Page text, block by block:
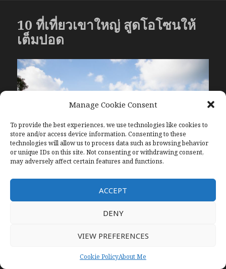
Manage Cookie Consent
To provide the best experiences, we use technologies like cookies to
store and/or access device information. Consenting to these
technologies will allow us to process data such as browsing behavior
or unique IDs on this site. Not consenting or withdrawing consent,
may adversely affect certain features and functions.
ACCEPT
DENY
VIEW PREFERENCES
Cookie PolicyAbout Me
10 ที่เที่ยวเขาใหญ่ สูดโอโซนให้
เต็มปอด
ใครกำลังหาที่เที่ยวใกล้กรุงเทพ บรรยากาศดีๆ สูดโอโซนได้
เต็มปอด ต้องที่นี่เลย “เขาใหญ่” ที่พักเขาใหญ่
ปราสาทแบบเจ้าหญิง หรือแม้กระทั่งแบบนอนเต้นท์ได้ฟีล
เหมือนตั้งแคมป์ นอกจากนั้นที่เขาใหญ่ก็ยังมีที่เที่ยวเขาใหญ่